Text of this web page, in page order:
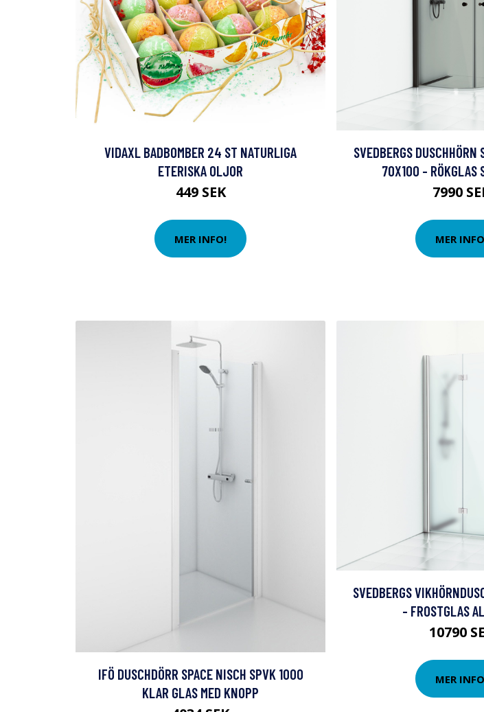
VIDAXL BADBOMBER 24 ST NATURLIGA
ETERISKA OLJOR
449 SEK
MER INFO!
SVEDBERGS DUSCHHÖRN
70X100 - RÖKGLAS
7990
MER
IFÖ DUSCHDÖRR SPACE NISCH SPVK 1000
KLAR GLAS MED KNOPP
SVEDBERGS
- FROSTGLAS
10790
MER